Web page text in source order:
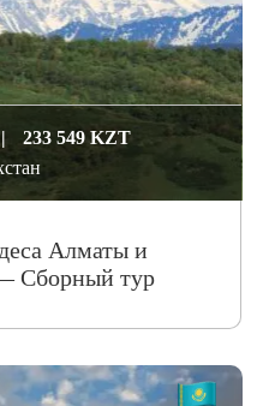
|
233 549 KZT
Алматы и
Сборный тур